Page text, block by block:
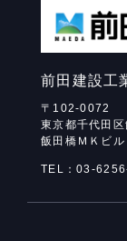
前田建設工
〒102-0072
東京都千代田
飯田橋ＭＫビル
TEL：03-